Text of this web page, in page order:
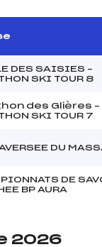
DES SAISIES –
SKI TOUR 8
des Glières –
SKI TOUR 7
DU
DE
BP AURA
2026